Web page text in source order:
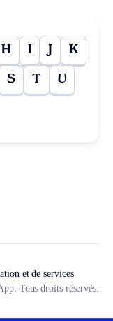
H I J K
S T U
et de services
Tous droits réservés.